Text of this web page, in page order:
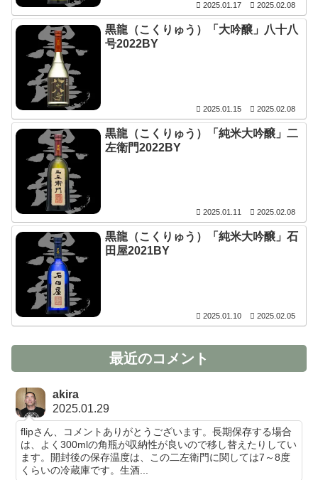
2025.01.17 2025.02.08
黒龍（こくりゅう）「大吟醸」八十八
号2022BY
2025.01.15 2025.02.08
黒龍（こくりゅう）「純米大吟醸」二
左衛門2022BY
2025.01.11 2025.02.08
黒龍（こくりゅう）「純米大吟醸」石
田屋2021BY
2025.01.10 2025.02.05
最近のコメント
akira
2025.01.29
flipさん、コメントありがとうございます。長期保存する場合
は、よく300mlの角瓶が収納性が良いので移し替えたりしてい
ます。開封後の保存温度は、この二左衛門に関しては7～8度
くらいの冷蔵庫です。生酒...